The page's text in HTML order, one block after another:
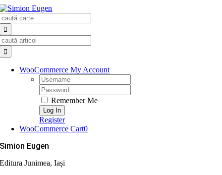
Skip
to
content
WooCommerce My Account
Username:
Password:
Remember Me
Register
WooCommerce Cart0
Simion Eugen
Editura Junimea, Iași